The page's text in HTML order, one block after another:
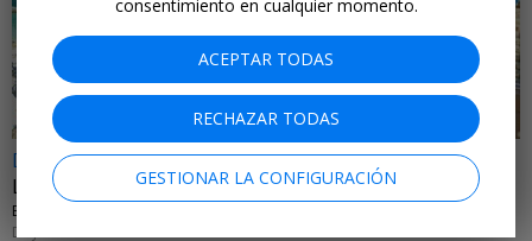
Dsd 1199€
La gran ruta de los Balcanes en 10 días
EXOTICCA • ALBANIA, MONTENEGRO, CROACIA Y BOSNIA Y HERZEGOVINA
DE JULIO A OCTUBRE DE 2026
consentimiento en cualquier momento.
ACEPTAR TODAS
RECHAZAR TODAS
GESTIONAR LA CONFIGURACIÓN